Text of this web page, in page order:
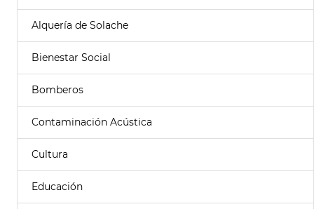
Alquería de Solache
Bienestar Social
Bomberos
Contaminación Acústica
Cultura
Educación